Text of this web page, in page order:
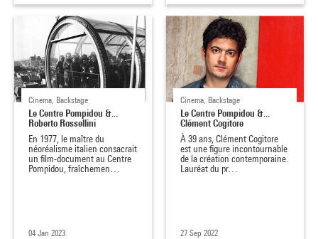
Cinema, Backstage
Le Centre Pompidou &...
Roberto Rossellini
En 1977, le maître du
néoréalisme italien consacrait
un film-document au Centre
Pompidou, fraîchemen…
04 Jan 2023
Cinema, Backstage
Le Centre Pompidou &...
Clément Cogitore
À 39 ans, Clément Cogitore
est une figure incontournable
de la création contemporaine.
Lauréat du pr…
27 Sep 2022